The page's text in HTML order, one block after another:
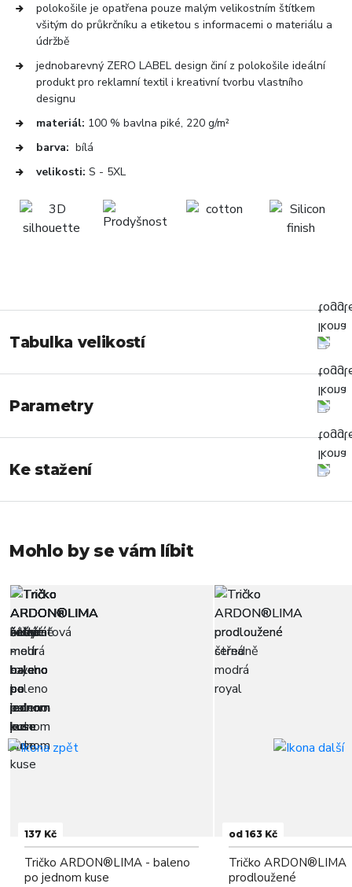
polokošile je opatřena pouze malým velikostním štítkem
všitým do průkrčníku a etiketou s informacemi o materiálu a
údržbě
jednobarevný ZERO LABEL design činí z polokošile ideální
produkt pro reklamní textil i kreativní tvorbu vlastního
designu
materiál: 100 % bavlna piké, 220 g/m²
barva: bílá
velikosti: S - 5XL
Tabulka velikostí
Parametry
Ke stažení
Mohlo by se vám líbit
137 Kč
Tričko ARDON®LIMA - baleno
po jednom kuse
od 163 Kč
Tričko ARDON®LIMA
prodloužené